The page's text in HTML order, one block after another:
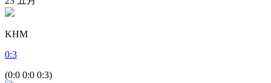
KHM
0:3
(0:0 0:0 0:3)